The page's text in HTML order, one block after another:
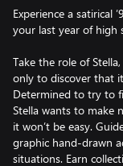
Experience a satirical
your last year of high
Take the role of
only to discover that
Determined to try to
Stella wants to make
it won’t be easy.
graphic hand-drawn
situations. Earn